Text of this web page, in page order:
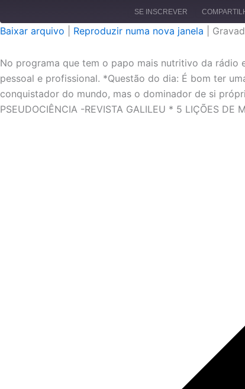
SE INSCREVER
FEED RSS
LINK
INCORPORAR
Baixar arquivo Reproduzir numa nova janela
No programa que tem o papo mais nutritivo da rádio
pessoal e profissional. *Questão do dia: É bom ter
conquistador do mundo, mas o dominador de si
PSEUDOCIÊNCIA -REVISTA GALILEU * 5 LIÇÕES DE